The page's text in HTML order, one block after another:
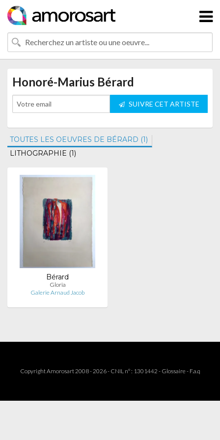
Honoré-Marius Bérard
SUIVRE CET ARTISTE
TOUTES LES OEUVRES DE BÉRARD (1)
LITHOGRAPHIE (1)
Bérard
Gloria
Galerie Arnaud Jacob
Copyright Amorosart 2008 - 2026 - CNIL n° : 1301442 - Glossaire- F.a.q